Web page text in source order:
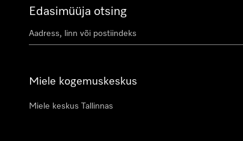
Edasimüüja otsing
Miele kogemuskeskus
Miele keskus Tallinnas